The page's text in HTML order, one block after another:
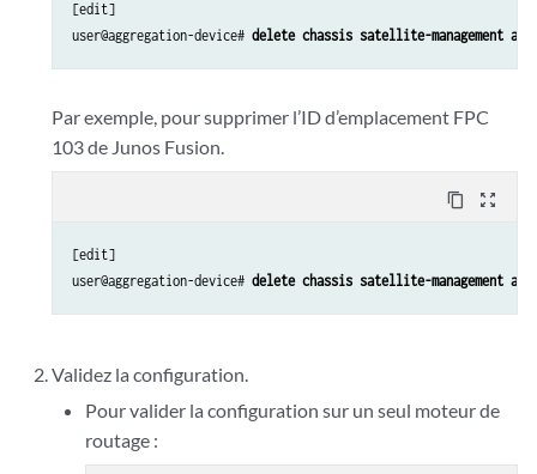
[edit]
user@aggregation-device# delete chassis satellite-management
Par exemple, pour supprimer l’ID d’emplacement FPC
103 de Junos Fusion.
content_copy zoom_out_map
[edit]
user@aggregation-device# delete chassis satellite-management
Validez la configuration.
Pour valider la configuration sur un seul moteur de
routage :